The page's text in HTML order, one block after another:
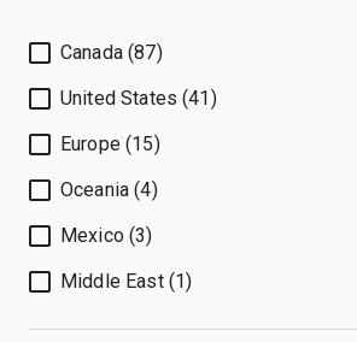
Canada (87)
United States (41)
Europe (15)
Oceania (4)
Mexico (3)
Middle East (1)